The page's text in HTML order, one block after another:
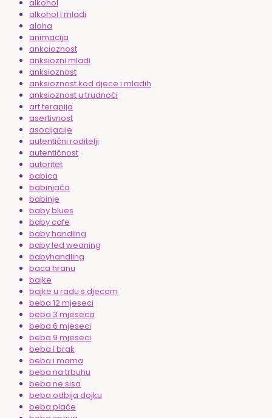
alkohol
alkohol i mladi
aloha
animacija
ankcioznost
anksiozni mladi
anksioznost
anksioznost kod djece i mladih
anksioznost u trudnoći
art terapija
asertivnost
asocijacije
autentični roditelji
autentičnost
autoritet
babica
babinjača
babinje
baby blues
baby cafe
baby handling
baby led weaning
babyhandling
baca hranu
bajke
bajke u radu s djecom
beba 12 mjeseci
beba 3 mjeseca
beba 6 mjeseci
beba 9 mjeseci
beba i brak
beba i mama
beba na trbuhu
beba ne sisa
beba odbija dojku
beba plače